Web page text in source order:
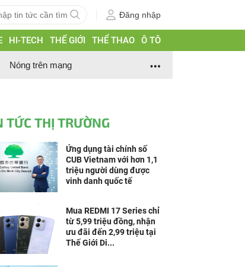
Đăng nhập
HI-TECH THẾ GIỚI THỂ THAO Ô TÔ
Nóng trên mạng
TỨC THỊ TRƯỜNG
Ứng dụng tài chính số
CUB Vietnam với hơn 1,1
triệu người dùng được
vinh danh quốc tế
Mua REDMI 17 Series chỉ
từ 5,99 triệu đồng, nhận
ưu đãi đến 2,99 triệu tại
Thế Giới Di...